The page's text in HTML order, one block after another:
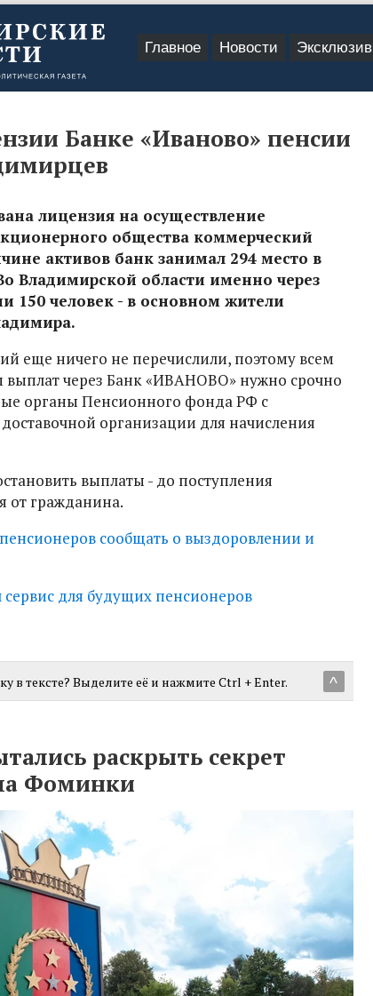
Главное Новости Эксклюзив
Банке «Иваново» пенсии
лицензия на осуществление
общества коммерческий
активов банк занимал 294 место в
Владимирской области именно через
150 человек - в основном жители
еще ничего не перечислили, поэтому всем
выплат через Банк «ИВАНОВО» нужно срочно
органы Пенсионного фонда РФ с
организации для начисления
выплаты - до поступления
от гражданина.
сообщать о выздоровлении и
для будущих пенсионеров
^
в тексте? Выделите её и нажмите Ctrl + Enter.
раскрыть секрет
Фоминки